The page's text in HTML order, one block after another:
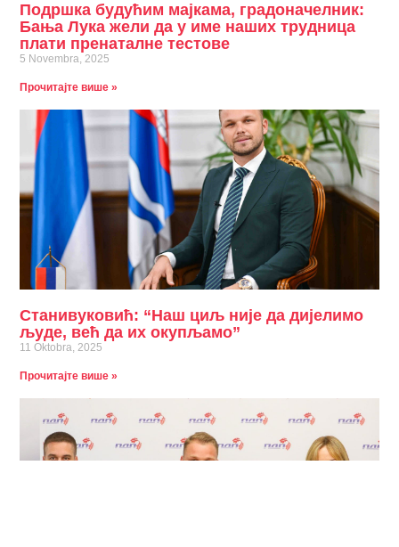
Подршка будућим мајкама, градоначелник:
Бања Лука жели да у име наших трудница
плати пренаталне тестове
5 Novembra, 2025
Прочитајте више »
Станивуковић: “Наш циљ није да дијелимо
људе, већ да их окупљамо”
11 Oktobra, 2025
Прочитајте више »